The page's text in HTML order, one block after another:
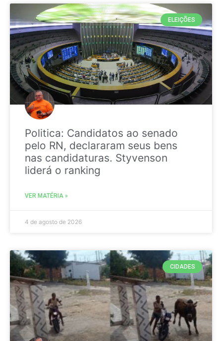
ELEIÇÕES
Politica: Candidatos ao senado
pelo RN, declararam seus bens
nas candidaturas. Styvenson
liderá o ranking
VER MATÉRIA »
4 de agosto de 2026
CIDADES